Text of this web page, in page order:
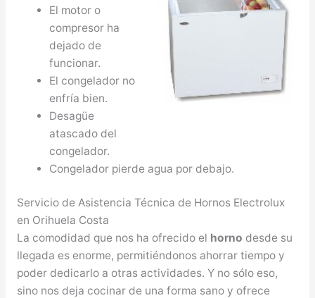
El motor o
compresor ha
dejado de
funcionar.
El congelador no
enfría bien.
Desagüe
atascado del
congelador.
Congelador pierde agua por debajo.
Servicio de Asistencia Técnica de Hornos Electrolux
en Orihuela Costa
La comodidad que nos ha ofrecido el horno desde su
llegada es enorme, permitiéndonos ahorrar tiempo y
poder dedicarlo a otras actividades. Y no sólo eso,
sino nos deja cocinar de una forma sano y ofrece